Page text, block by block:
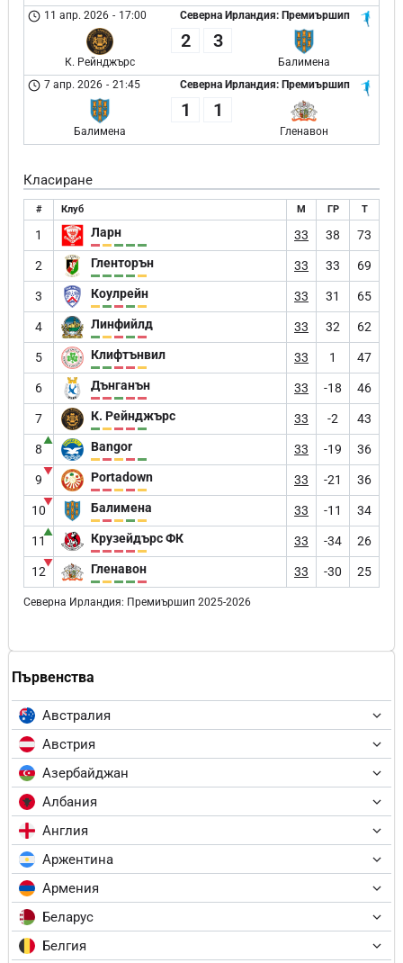
Първенства
Австралия
Австрия
Азербайджан
Албания
Англия
Аржентина
Армения
Беларус
Белгия
Северна Ирландия: Премиършип
11 апр. 2026 - 17:00
К. Рейнджърс
2 3
Балимена
Северна Ирландия: Премиършип
7 апр. 2026 - 21:45
Балимена
1 1
Гленавон
Класиране
# Клуб М ГР Т
1 Ларн 33 38 73
2 Гленторън 33 33 69
3 Коулрейн 33 31 65
4 Линфийлд 33 32 62
5 Клифтънвил 33 1 47
6 Дънганън 33 -18 46
7 К. Рейнджърс 33 -2 43
8
▲ Bangor 33 -19 36
9
▼ Portadown 33 -21 36
10
▼ Балимена 33 -11 34
11
▲ Крузейдърс ФК 33 -34 26
12
▼ Гленавон 33 -30 25
Северна Ирландия: Премиършип 2025-2026